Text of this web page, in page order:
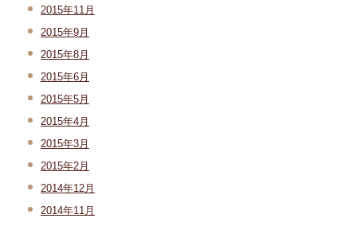
2015年11月
2015年9月
2015年8月
2015年6月
2015年5月
2015年4月
2015年3月
2015年2月
2014年12月
2014年11月